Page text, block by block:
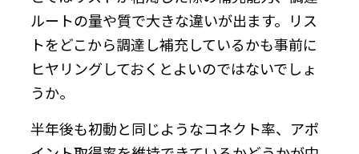
ルートの量や質で大きな違いが出ます。リス
トをどこから調達し補充しているかも事前に
ヒヤリングしておくとよいのではないでしょ
うか。
半年後も初動と同じようなコネクト率、アポ